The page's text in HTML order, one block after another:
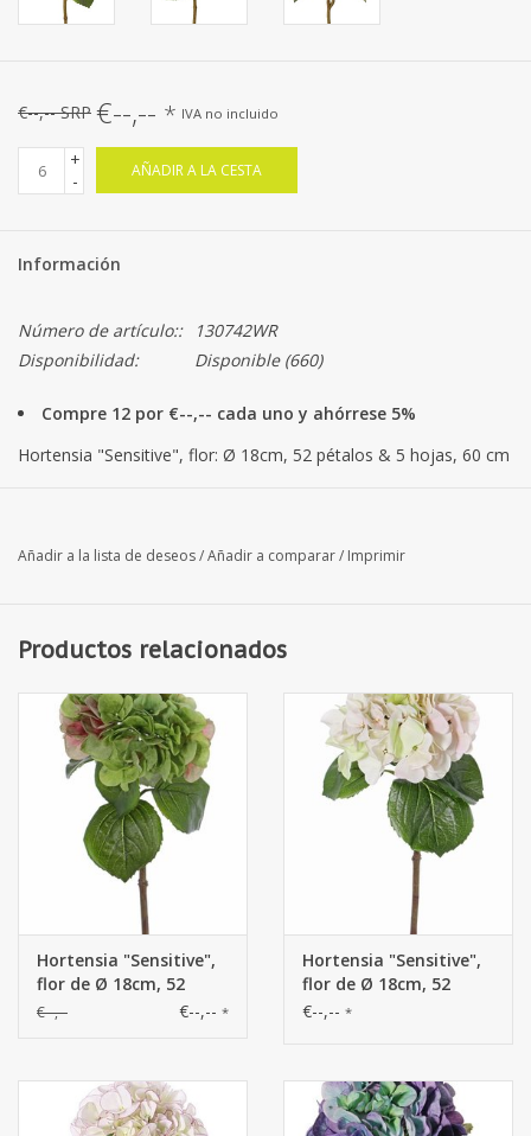
€--,-- SRP €--,-- * IVA no incluido
+
-
AÑADIR A LA CESTA
Información
Número de artículo::
130742WR
Disponibilidad:
Disponible(660)
Compre 12 por €--,-- cada uno y ahórrese 5%
Hortensia "Sensitive", flor: Ø 18cm, 52 pétalos & 5 hojas, 60 cm
Añadir a la lista de deseos/Añadir a comparar/ Imprimir
Productos relacionados
Hortensia "Sensitive",
flor de Ø 18cm, 52
flores & 5 hojas, 60cm
€--,-- €--,-- *
Hortensia "Sensitive",
flor de Ø 18cm, 52
flores & 5 hojas, 60cm
€--,-- *